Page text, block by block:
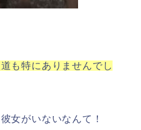
も特にありませんでし
女がいないなんて！